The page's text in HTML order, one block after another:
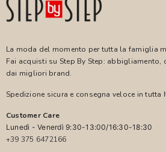
La moda del momento per tutta la famiglia
Fai acquisti su Step By Step: abbigliamento,
dai migliori brand.
Spedizione sicura e consegna veloce in tutta
Customer Care
Lunedì - Venerdì 9:30-13:00/16:30-18:30
+39 375 6472166